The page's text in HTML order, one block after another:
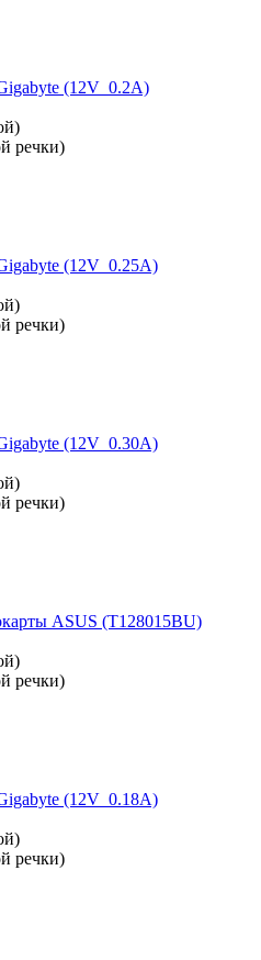
(12V_0.2A)
речки)
(12V_0.25A)
речки)
(12V_0.30A)
речки)
ASUS (T128015BU)
речки)
(12V_0.18A)
речки)